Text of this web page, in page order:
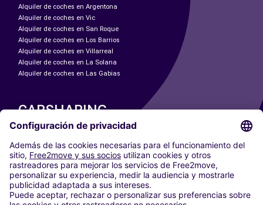
Alquiler de coches en Argentona
Alquiler de coches en Vic
Alquiler de coches en San Roque
Alquiler de coches en Los Barrios
Alquiler de coches en Villarreal
Alquiler de coches en La Solana
Alquiler de coches en Las Gabias
CARSHARING
NUESTRAS CIUDADES
Paris
Madrid
Washington DC
Milán
Roma
Turín